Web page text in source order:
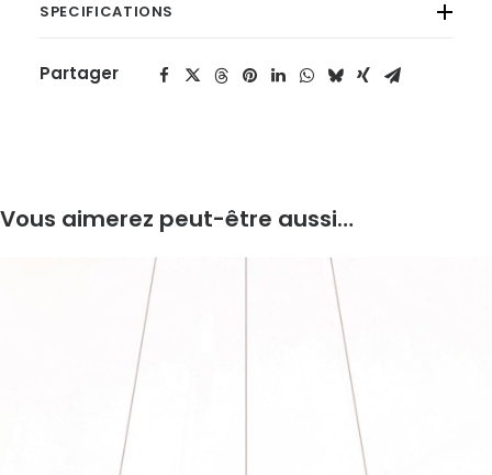
SPECIFICATIONS
Partager
Vous aimerez peut-être aussi…